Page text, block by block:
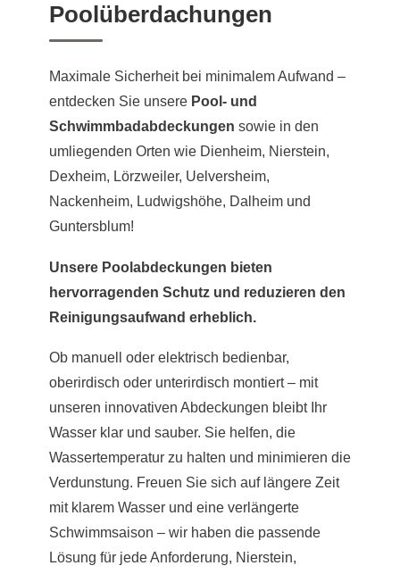
Poolüberdachungen
Maximale Sicherheit bei minimalem Aufwand –
entdecken Sie unsere Pool- und
Schwimmbadabdeckungen sowie in den
umliegenden Orten wie Dienheim, Nierstein,
Dexheim, Lörzweiler, Uelversheim,
Nackenheim, Ludwigshöhe, Dalheim und
Guntersblum!
Unsere Poolabdeckungen bieten
hervorragenden Schutz und reduzieren den
Reinigungsaufwand erheblich.
Ob manuell oder elektrisch bedienbar,
oberirdisch oder unterirdisch montiert – mit
unseren innovativen Abdeckungen bleibt Ihr
Wasser klar und sauber. Sie helfen, die
Wassertemperatur zu halten und minimieren die
Verdunstung. Freuen Sie sich auf längere Zeit
mit klarem Wasser und eine verlängerte
Schwimmsaison – wir haben die passende
Lösung für jede Anforderung, Nierstein,